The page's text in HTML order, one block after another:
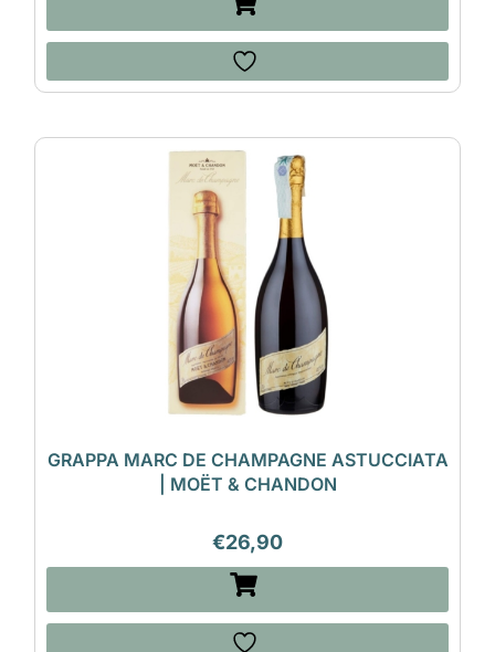
GRAPPA MARC DE CHAMPAGNE ASTUCCIATA
| MOËT & CHANDON
€26,90